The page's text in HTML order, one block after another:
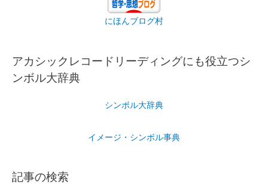
にほんブログ村
アカシックレコードリーディングにも役立つシ
ンボル大辞典
シンボル大辞典
イメージ・シンボル事典
記事の検索